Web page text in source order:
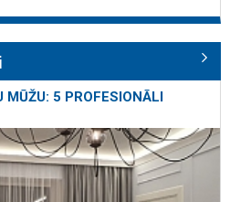
MŪŽU: 5 PROFESIONĀLI